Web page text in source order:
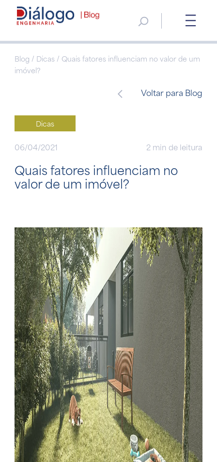
Blog / Dicas / Quais fatores influenciam no valor de um
imóvel?
Voltar para Blog
Dicas
06/04/2021 2 min de leitura
Quais fatores influenciam no
valor de um imóvel?